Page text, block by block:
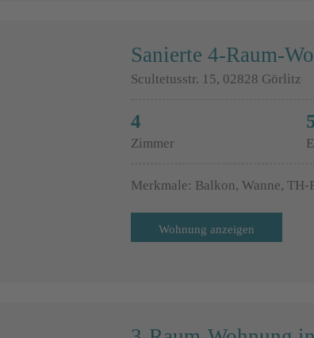
Sanierte 4-Raum-
Scultetusstr. 15, 02828 Görlitz
4
Zimmer
Merkmale: Balkon, Wanne,
Wohnung anzeigen